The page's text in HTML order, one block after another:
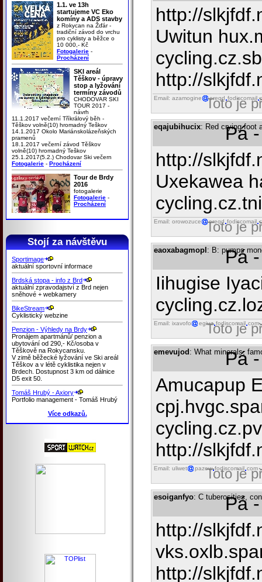
1.1. ve 13h
startujeme VC Eko
komíny a ADS stavby
z Rokycan na Žďár -
tradiční závod do vrchu
pro cyklisty a běžce o
10 000,- Kč
Fotogalerie -
Procházení
SKI areál
Těškov - úpravy
stop a lyžování
termíny závodů
CHODOVAR SKI
TOUR 2017 -
návrh
11.1.2017 večerní Tříkrálový běh -
Těškov volně(10) hromadný Teškov
14.1.2017 Okolo Mariánskolázeňských
pramenů
18.1.2017 večerní závod Těškov
volně(10) hromadný Teškov
25.1.2017(5.2.) Chodovar Ski večern
Fotogalerie - Procházení
Tour de Brdy
2016
fotogalerie
Fotogalerie -
Procházení
Stojí za návštěvu
Sportimage
aktuální sportovní informace
Brdská stopa - info z Brd
aktuální zpravodajství z Brd nejen
sněhové + webkamery
BikeStream
Cyklistický webzine
Penzion - Výhledy na Brdy
Pronájem apartmánů/ penzion a
ubytování od 290,- Kč/osoba v
Těškově na Rokycansku.
V zimě běžecké lyžování ve Ski areál
Těškov a v létě cyklistika nejen v
Brdech. Dostupnost 3 km od dálnice
D5 exit 50.
Tomáš Hrubý - Axiory
Portfolio management - Tomáš Hrubý
Více odkazů.
http://
Uwitun
http://
Email: azamogine ereqd fodiscomail
Toto je
eqajubihucix: Red crying foot
Pá
http://
Uxekawea
Email: orowozuce ereqd fodiscomail
Toto je
eaoxabagmopl : B: pumps
Pá
Iihugise
Email: ixavofo egiuz fodiscomail com
Toto je
emevujod : What minerals,
Pá
Amucapup
http://
Email: uliwet pazew fodiscomail com
Toto je
esoiganfyo: C tuberosities,
Pá
http://
http://